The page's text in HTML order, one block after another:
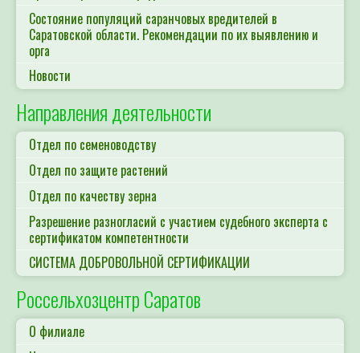
Состояние популяций саранчовых вредителей в
Саратовской области. Рекомендации по их выявлению и
орга
Новости
Направления деятельности
Отдел по семеноводству
Отдел по защите растений
Отдел по качеству зерна
Разрешение разногласий с участием судебного эксперта с
сертификатом компетентности
СИСТЕМА ДОБРОВОЛЬНОЙ СЕРТИФИКАЦИИ
Россельхозцентр Саратов
О филиале